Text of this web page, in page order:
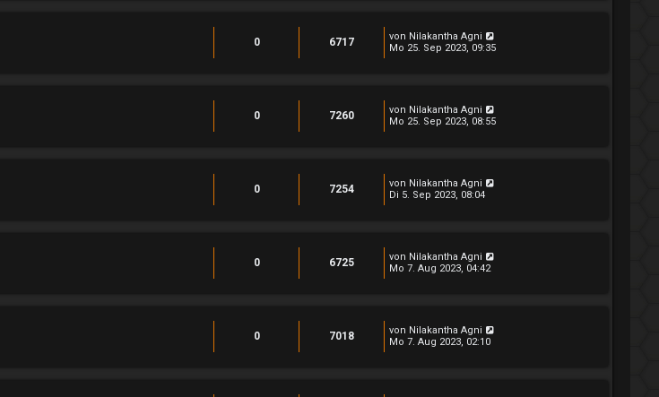
0 6717 von Nilakantha Agni
Mo 25. Sep 2023, 09:35
0 7260 von Nilakantha Agni
Mo 25. Sep 2023, 08:55
0 7254 von Nilakantha Agni
Di 5. Sep 2023, 08:04
0 6725 von Nilakantha Agni
Mo 7. Aug 2023, 04:42
0 7018 von Nilakantha Agni
Mo 7. Aug 2023, 02:10